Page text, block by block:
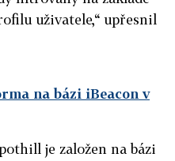
uživatele,“ upřesnil
na bázi iBeacon v
je založen na bázi